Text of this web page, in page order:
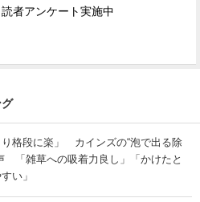
者アンケート実施中
り格段に楽」 カインズの“泡で出る除
「雑草への吸着力良し」「かけたと
い」